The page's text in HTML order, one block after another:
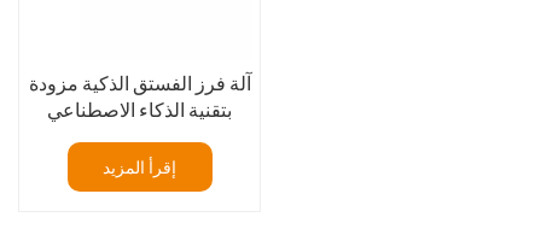
آلة فرز الفستق الذكية مزودة
بتقنية الذكاء الاصطناعي
إقرأ المزيد